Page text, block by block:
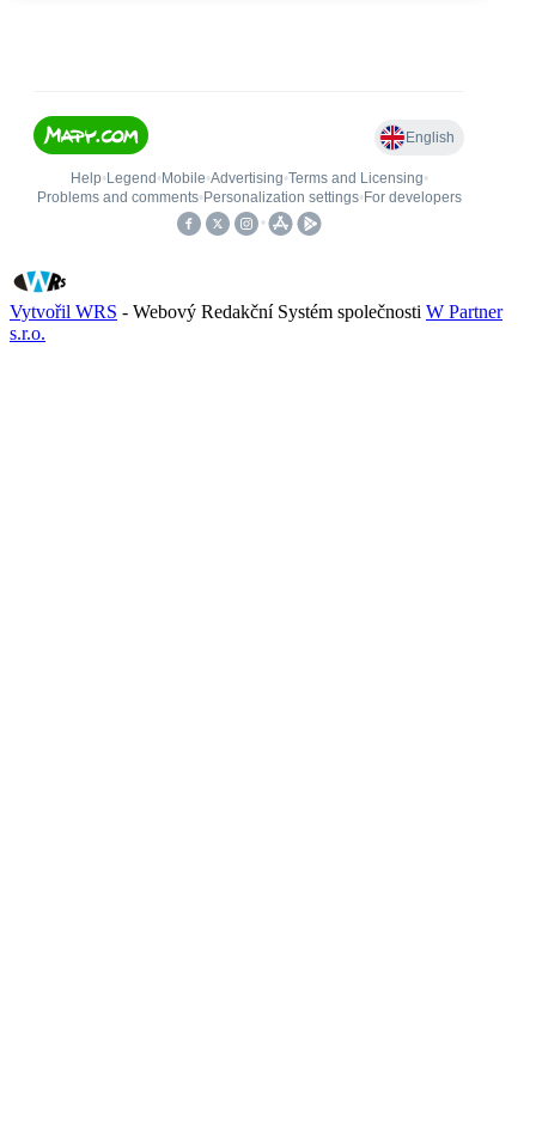
Vytvořil WRS - Webový Redakční Systém společnosti W Partner
s.r.o.